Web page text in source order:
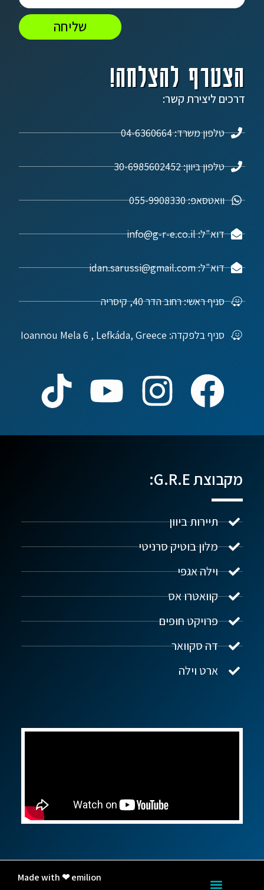
הצטרף להצלחה!
דרכים ליצירת קשר:
טלפון משרד: 04-6360664
טלפון ביוון: 30-6985602452
וואטסאפ: 055-9908330
דוא"ל: info@g-r-e.co.il
דוא"ל: idan.sarussi@gmail.com
סניף ראשי: רחוב הדר 40, קיסריה
סניף בלפקדה: Ioannou Mela 6 , Lefkáda, Greece
שליחה
מקבוצת G.R.E:
תיירות ביוון
מלון בוטיק סרניטי
וילה אגפי
קוואטרו אס
פרויקט חופים
דה סקוואר
ארט וילה
Made with ❤ emilion
נדל"ן ביוון G.R.E
שלום! איך אפשר לעזור?